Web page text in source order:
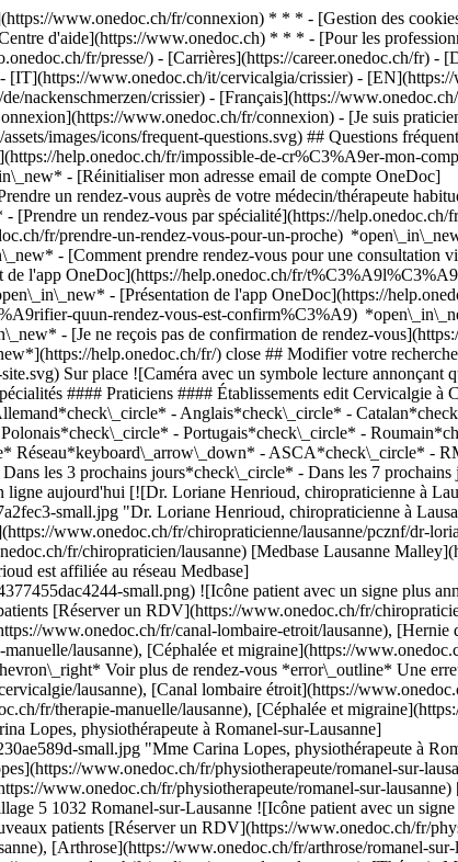
www.onedoc.ch/fr/connexion) * * * - [Gestion des
d'aide](https://www.onedoc.ch) * * * - [Pour les
fr/presse/) - [Carrières](https://career.onedoc.ch/fr) -
www.onedoc.ch/it/cervicalgia/crissier) -
crissier) - [Français](https://
www.onedoc.ch/fr/connexion) - [Je suis
images/icons/frequent-questions.svg) ## Questions
help.onedoc.ch/fr/impossible-de-cr%C3%A9er-mon-
- [Réinitialiser mon adresse email de compte OneDoc]
un rendez-vous auprès de votre médecin/thérapeute
un rendez-vous par spécialité](https://help.onedoc.ch/
fr/prendre-un-rendez-vous-pour-un-proche)
- [Comment prendre rendez-vous pour une consultation
de l'app OneDoc](https://help.onedoc.ch/fr/
- [Présentation de l'app OneDoc](https://
Lausanne")](https://www.onedoc.ch/fr/physiotherapeute/romanel-sur-lausanne/pct06/carina-lopes) ### [Mme Carina Lopes](https://www.onedoc.ch/fr/physiotherapeute/romanel-sur-lausanne/pct06/carina-lopes) ![Badge indiquant un profil vérifié](https://www.onedoc.ch/assets/images/icons/checkmark.svg) [Physiothérapeute](https://www.onedoc.ch/fr/physiotherapeute/romanel-sur-lausanne) [CR Physio](https://www.onedoc.ch/fr/cabinet-de-physiotherapie/romanel-sur-lausanne/ebbem/cr-physio) Chemin du Village 5 1032 Romanel-sur-Lausanne ![Icône patient avec un signe plus annonçant que le professionnel accepte de nouveaux patients](https://www.onedoc.ch/assets/images/icons/new-patients.svg)Accepte les nouveaux patients [Réserver un RDV](https://www.onedoc.ch/fr/physiotherapeute/romanel-sur-lausanne/pct06/carina-lopes) Expertises:[Cervicalgie](https://www.onedoc.ch/fr/cervicalgie/romanel-sur-lausanne), [Arthrose](https://www.onedoc.ch/fr/arthrose/romanel-sur-lausanne), [Bruxisme | Grincement des dents](https://www.onedoc.ch/fr/bruxisme-grincement-des-dents/romanel-sur-lausanne), [Scoliose](https://www.onedoc.ch/fr/scoliose/romanel-sur-lausanne), [Thérapie Manuelle](https://www.onedoc.ch/fr/therapie-manuelle/romanel-sur-lausanne), [Trigger point thérapie](https://www.onedoc.ch/fr/trigger-point-therapie/romanel-sur-lausanne), [Troubles de l’articulation temporo mandibulaire (ATM) | troubles de la mastication](https://www.onedoc.ch/fr/troubles-de-l-articulation-temporo-mandibulaire-atm-troubles-de-la-mastication/romanel-sur-lausanne), [Thérapie par ondes de choc](https://www.onedoc.ch/fr/therapie-par-ondes-de-choc/romanel-sur-lausanne), [Bilan postural](https://www.onedoc.ch/fr/bilan-postural/romanel-sur-lausanne), [Rééducation musculo-squelettique](https://www.onedoc.ch/fr/reeducation-musculo-squelettique/romanel-sur-lausanne)Voir plus *chevron\_left* lun. 03 août *chevron\_right* Voir plus de rendez-vous *error\_outline* Une erreur s'est produite lors du chargement des disponibilités [Réessayer](https://www.onedoc.ch) Expertises:[Cervicalgie](https://www.onedoc.ch/fr/cervicalgie/romanel-sur-lausanne), [Arthrose](https://www.onedoc.ch/fr/arthrose/romanel-sur-lausanne), [Bruxisme | Grincement des dents](https://www.onedoc.ch/fr/bruxisme-grincement-des-dents/romanel-sur-lausanne), [Scoliose](https://www.onedoc.ch/fr/scoliose/romanel-sur-lausanne), [Thérapie Manuelle](https://www.onedoc.ch/fr/therapie-manuelle/romanel-sur-lausanne), [Trigger point thérapie](https://www.onedoc.ch/fr/trigger-point-therapie/romanel-sur-lausanne), [Troubles de l’articulation temporo mandibulaire (ATM) | troubles de la mastication](https://www.onedoc.ch/fr/troubles-de-l-articulation-temporo-mandibulaire-atm-troubles-de-la-mastication/romanel-sur-lausanne), [Thérapie par ondes de choc](https://www.onedoc.ch/fr/therapie-par-ondes-de-choc/romanel-sur-lausanne), [Bilan postural](https://www.onedoc.ch/fr/bilan-postural/romanel-sur-lausanne), [Rééducation musculo-squelettique](https://www.onedoc.ch/fr/reeducation-musculo-squelettique/romanel-sur-lausanne)Voir plus [![Mme Barbara Ledda, physiothérapeute à Lausanne](https://assets.onedoc.ch/images/users/5895c9d782c6ece90fd1a1b18da25fc119d5a50801062cfb616e7cb97956cde0-small.jpg "Mme Barbara Ledda, physiothérapeute à Lausanne")](https://www.onedoc.ch/fr/physiotherapeute/lausanne/pcu6k/barbara-ledda) ### [Mme Barbara Ledda](https://www.onedoc.ch/fr/physiotherapeute/lausanne/pcu6k/barbara-ledda) ![Badge indiquant un profil vérifié](https://www.onedoc.ch/